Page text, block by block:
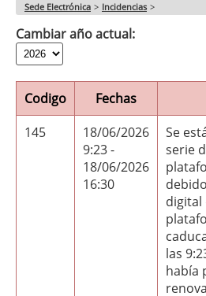
Sede Electrónica > Incidencias >
Cambiar año actual:
Codigo Fechas
145
18/06/2026
9:23 -
18/06/2026
16:30
Se
serie
digital
las
había